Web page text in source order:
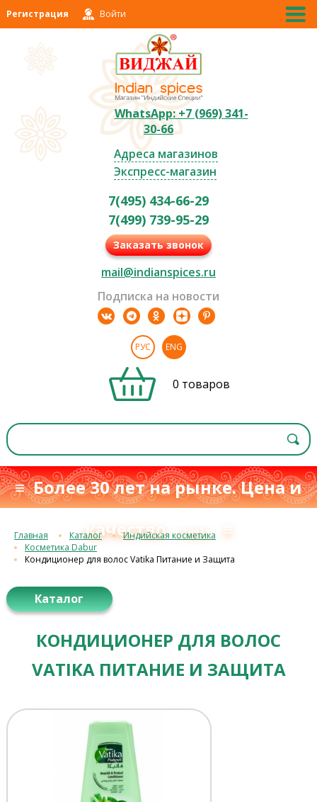
Регистрация Войти
WhatsApp: +7 (969) 341-
30-66
Адреса магазинов
Экспресс-магазин
7(495) 434-66-29
7(499) 739-95-29
Заказать звонок
mail@indianspices.ru
Подписка на новости
РУС ENG
0 товаров
≡ Более 30 лет на рынке. Цена и
качествос 1993 г.≡
Главная Каталог
Индийская косметика
Косметика Dabur
Кондиционер для волос Vatika Питание и Защита
Каталог
КОНДИЦИОНЕР ДЛЯ ВОЛОС
VATIKA ПИТАНИЕ И ЗАЩИТА